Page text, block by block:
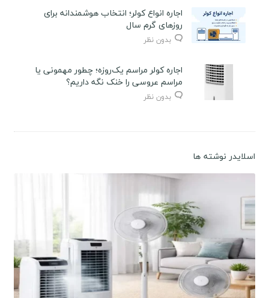
اجاره انواع کولر؛ انتخاب هوشمندانه برای
روزهای گرم سال
بدون نظر
اجاره کولر مراسم یک‌روزه؛ چطور مهمونی یا
مراسم عروسی را خنک نگه داریم؟
بدون نظر
اسلایدر نوشته ها